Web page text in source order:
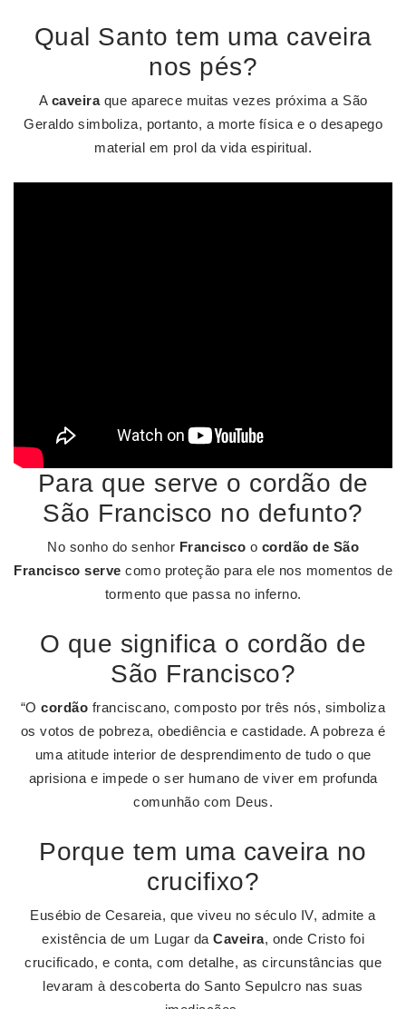
Qual Santo tem uma caveira
nos pés?
A caveiraque aparece muitas vezes próxima a São
Geraldo simboliza, portanto, a morte física e o desapego
material em prol da vida espiritual.
Para que serve o cordão de
São Francisco no defunto?
No sonho do senhor Francisco o cordão de São
Francisco serve como proteção para ele nos momentos de
tormento que passa no inferno.
O que significa o cordão de
São Francisco?
“Ocordão franciscano, composto por três nós, simboliza
os votos de pobreza, obediência e castidade. A pobreza é
uma atitude interior de desprendimento de tudo o que
aprisiona e impede o ser humano de viver em profunda
comunhão com Deus.
Porque tem uma caveira no
crucifixo?
Eusébio de Cesareia, que viveu no século IV, admite a
existência de um Lugar da Caveira, onde Cristo foi
crucificado, e conta, com detalhe, as circunstâncias que
levaram à descoberta do Santo Sepulcro nas suas